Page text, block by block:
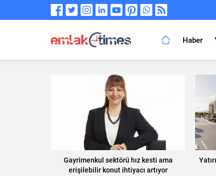
Haber
Gayrimenkul sektörü hız kesti ama
erişilebilir konut ihtiyacı artıyor